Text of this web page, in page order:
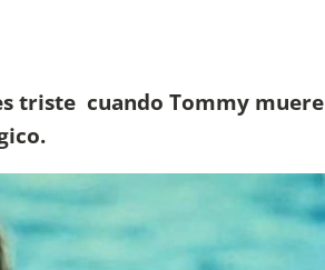
triste cuando Tommy muere